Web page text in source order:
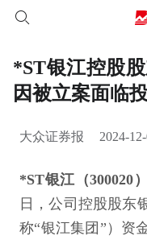
*ST银江控股
因被立案面临
大众证券报 2024-
*ST银江（300020）
日，公司控股股东
称“银江集团”）资